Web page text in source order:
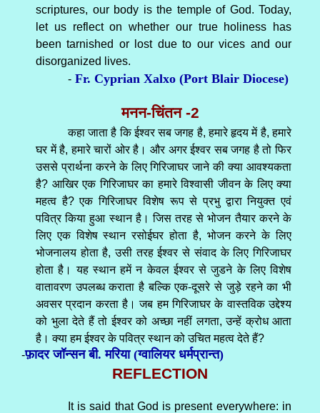
scriptures, our body is the temple of God. Today,
let us reflect on whether our true holiness has
been tarnished or lost due to our vices and our
disorganized lives.
-Fr. Cyprian Xalxo (Port Blair Diocese)
मनन-चिंतन -2
कहा जाता है कि ईश्वर सब जगह है, हमारे हृदय में है, हमारे
घर में है, हमारे चारों ओर है। और अगर ईश्वर सब जगह है तो फिर
उससे प्रार्थना करने के लिए गिरिजाघर जाने की क्या आवश्यकता
है? आखिर एक गिरिजाघर का हमारे विश्वासी जीवन के लिए क्या
महत्व है? एक गिरिजाघर विशेष रूप से प्रभु द्वारा नियुक्त एवं
पवित्र किया हुआ स्थान है। जिस तरह से भोजन तैयार करने के
लिए एक विशेष स्थान रसोईघर होता है, भोजन करने के लिए
भोजनालय होता है, उसी तरह ईश्वर से संवाद के लिए गिरिजाघर
होता है। यह स्थान हमें न केवल ईश्वर से जुडने के लिए विशेष
वातावरण उपलब्ध कराता है बल्कि एक-दूसरे से जुड़े रहने का भी
अवसर प्रदान करता है। जब हम गिरिजाघर के वास्तविक उद्देश्य
को भुला देते हैं तो ईश्वर को अच्छा नहीं लगता, उन्हें क्रोध आता
है। क्या हम ईश्वर के पवित्र स्थान को उचित महत्व देते हैं?
-फ़ादर जॉन्सन बी. मरिया (ग्वालियर धर्मप्रान्त)
REFLECTION
It is said that God is present everywhere: in